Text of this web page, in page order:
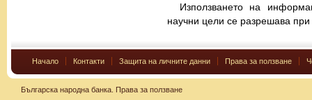
Използването на
научни цели се разрешава при
Начало Контакти Защита на личните данни Права за ползване
Българска народна банка. Права за ползване